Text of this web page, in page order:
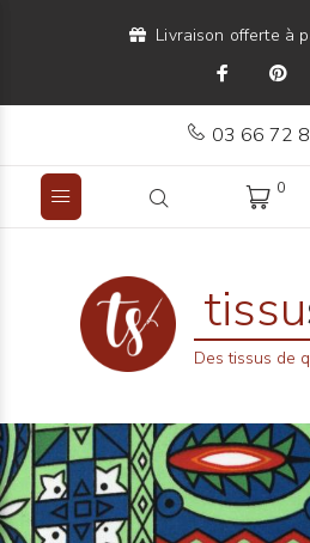
Livraison offerte à
03 66 72
0
tissu
Des tissus de